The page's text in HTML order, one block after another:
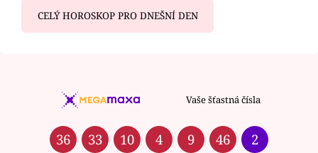
CELÝ HOROSKOP PRO DNEŠNÍ DEN
Vaše šťastná čísla
36 33 10 4 9 46 2